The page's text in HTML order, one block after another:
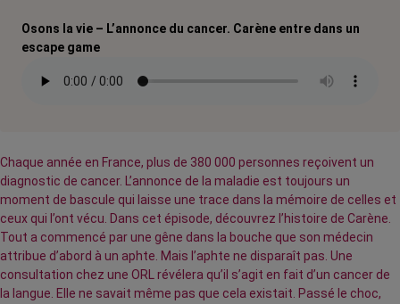
Osons la vie – L’annonce du cancer. Carène entre dans un
escape game
Chaque année en France, plus de 380 000 personnes reçoivent un
diagnostic de cancer. L’annonce de la maladie est toujours un
moment de bascule qui laisse une trace dans la mémoire de celles et
ceux qui l’ont vécu. Dans cet épisode, découvrez l’histoire de Carène.
Tout a commencé par une gêne dans la bouche que son médecin
attribue d’abord à un aphte. Mais l’aphte ne disparaît pas. Une
consultation chez une ORL révélera qu’il s’agit en fait d’un cancer de
la langue. Elle ne savait même pas que cela existait. Passé le choc,